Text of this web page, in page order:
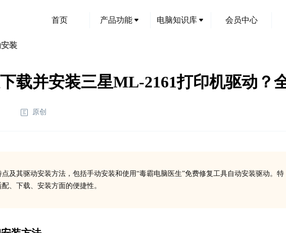
首页 产品功能 电脑知识库 会员中心
装
载并安装三星ML-2161打印机驱动？
原创
及其驱动安装方法，包括手动安装和使用“毒霸电脑医生”免费修复工具自动安装驱动。特
、下载、安装方面的便捷性。